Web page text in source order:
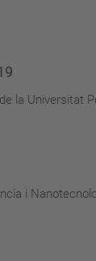
la Universitat
i